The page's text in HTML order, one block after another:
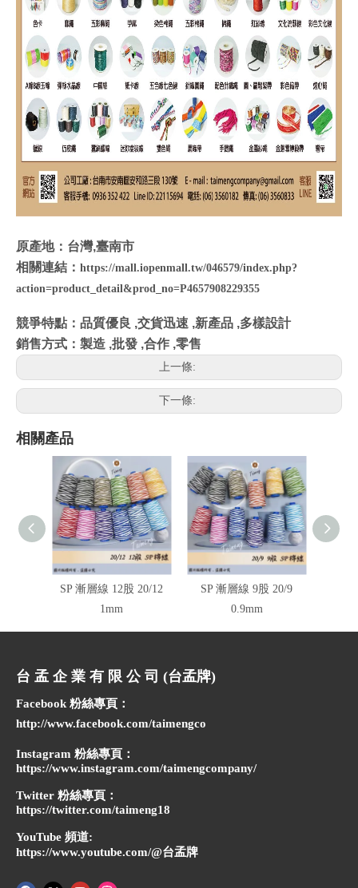
原產地：台灣,臺南市
相關連結： https://mall.iopenmall.tw/046579/index.php?
action=product_detail&prod_no=P4657908229355
競爭特點：品質優良 ,交貨迅速 ,新產品 ,多樣設計
銷售方式：製造 ,批發 ,合作 ,零售
上一條:
下一條:
相關產品
SP 漸層線 12股 20/12
1mm
SP 漸層線 9股 20/9
0.9mm
台 孟 企 業 有 限 公 司 (台孟牌)
Facebook 粉絲專頁：
http://www.facebook.com/taimengco
Instagram 粉絲專頁：
https://www.instagram.com/taimengcompany/
Twitter 粉絲專頁：
https://twitter.com/taimeng18
YouTube 頻道:
https://www.youtube.com/@台孟牌